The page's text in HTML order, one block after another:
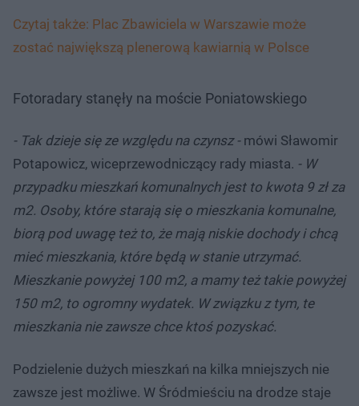
Czytaj także: Plac Zbawiciela w Warszawie może
zostać największą plenerową kawiarnią w Polsce
Fotoradary stanęły na moście Poniatowskiego
- Tak dzieje się ze względu na czynsz -mówi Sławomir
Potapowicz, wiceprzewodniczący rady miasta. - W
przypadku mieszkań komunalnych jest to kwota 9 zł za
m2. Osoby, które starają się o mieszkania komunalne,
biorą pod uwagę też to, że mają niskie dochody i chcą
mieć mieszkania, które będą w stanie utrzymać.
Mieszkanie powyżej 100 m2, a mamy też takie powyżej
150 m2, to ogromny wydatek. W związku z tym, te
mieszkania nie zawsze chce ktoś pozyskać.
Podzielenie dużych mieszkań na kilka mniejszych nie
zawsze jest możliwe. W Śródmieściu na drodze staje